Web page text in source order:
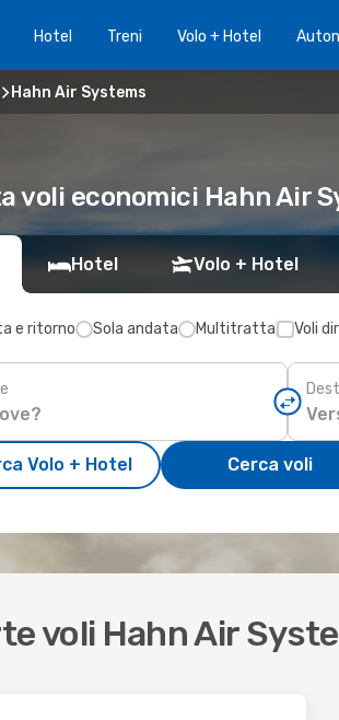
Hotel Treni Volo + Hotel
Hahn Air Systems
voli economici Hahn Air
Hotel Volo + Hotel
e ritorno Sola andata Multitratta Voli
Volo + Hotel Cerca voli
voli Hahn Air